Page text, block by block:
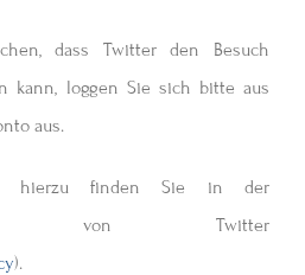
dass Twitter den Besuch
kann, loggen Sie sich bitte aus
aus.
hierzu finden Sie in der
von Twitter
).